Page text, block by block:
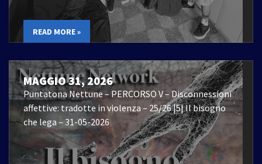
READ MORE »
MAGGIO 31, 2026
Puntatona Nettune – PERCORSO V – Disconnessioni
affettive: tradotte in violenza – 25/26 |5| Il bisogno
che lega – 31-05-2026